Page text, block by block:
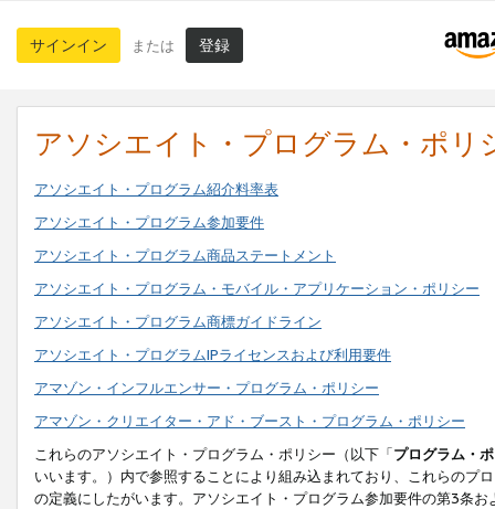
サインイン または 登録
アソシエイト・プログラム・ポリ
アソシエイト・プログラム紹介料率表
アソシエイト・プログラム参加要件
アソシエイト・プログラム商品ステートメント
アソシエイト・プログラム・モバイル・アプリケーション・ポリシー
アソシエイト・プログラム商標ガイドライン
アソシエイト・プログラムIPライセンスおよび利用要件
アマゾン・インフルエンサー・プログラム・ポリシー
アマゾン・クリエイター・アド・ブースト・プログラム・ポリシー
これらのアソシエイト・プログラム・ポリシー（以下「プログラム・
いいます。）内で参照することにより組み込まれており、これらのプ
の定義にしたがいます。アソシエイト・プログラム参加要件の第3条